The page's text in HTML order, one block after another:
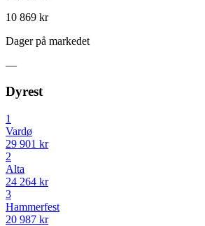
10 869 kr
Dager på markedet
—
Dyrest
1
Vardø
29 901 kr
2
Alta
24 264 kr
3
Hammerfest
20 987 kr